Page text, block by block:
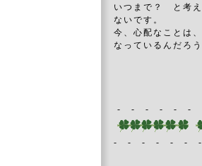
いつまで？ と考え
ないです。
今、心配なことは
なっているんだろ
- - - - - -
- - - - - -